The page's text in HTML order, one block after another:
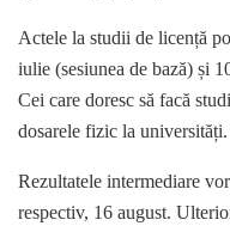
Actele la studii de licență
iulie (sesiunea de bază) și
Cei care doresc să facă
dosarele fizic la universități.
Rezultatele intermediare
respectiv, 16 august.